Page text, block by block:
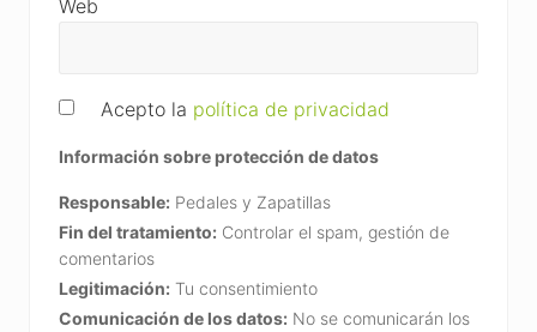
Web
Acepto la política de privacidad
Información sobre protección de datos
Responsable: Pedales y Zapatillas
Fin del tratamiento: Controlar el spam, gestión de
comentarios
Legitimación: Tu consentimiento
Comunicación de los datos: No se comunicarán los